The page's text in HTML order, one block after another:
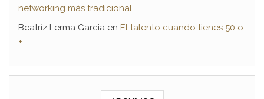
networking más tradicional.
Beatríz Lerma Garcia en El talento cuando tienes 50 o
+